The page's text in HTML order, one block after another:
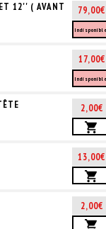
12'' ( AVANT
79,00€
17,00€
2,00€
13,00€
2,00€